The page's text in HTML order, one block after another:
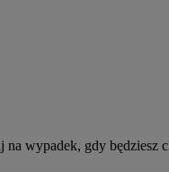
wypadek, gdy będziesz